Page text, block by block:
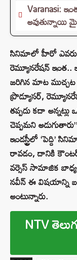
Varanasi:
అవుతున్నాయి
సినిమాలో హీరో
రెమ్యూనరేషన్
జరిగిన మాట
ప్రొడ్యూసర్,
తప్పదు కదా
చెప్పమని
ఇండస్ట్రీలో ‘పెద్ది’
రావడం, దానికి
వర్సెస్ సామాజిక
నవీన్ ఈ విషయాన్ని
అంటున్నారు.
NTV